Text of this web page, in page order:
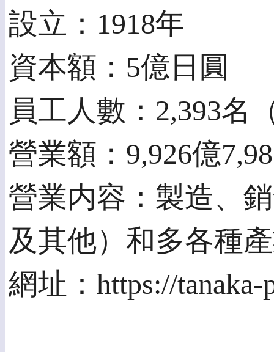
設立：1918年
資本額：5億日圓
員工人數：2,393
營業額：9,926億
營業内容：製造、
及其他）和多各種
網址：https://tanaka-